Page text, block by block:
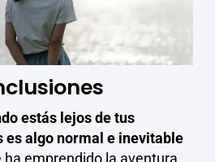
estás lejos de tus
algo normal e inevitable
ha emprendido la aventura